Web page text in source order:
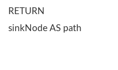
RETURN
sinkNode AS path